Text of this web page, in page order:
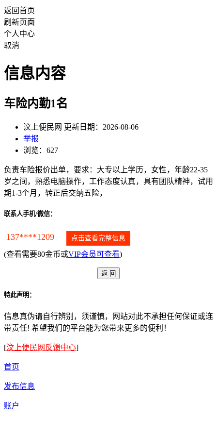
返回首页
刷新页面
个人中心
取消
信息内容
车险内勤1名
汶上便民网 更新日期：2026-08-06
举报
浏览：627
负责车险报价出单，要求：大专以上学历，女性，年龄22-35
岁之间，熟悉电脑操作，工作态度认真，具有团队精神，试用
期1-3个月，转正后交纳五险，
联系人手机/微信：
137****1209 点击查看完整信息
(查看需要80金币或VIP会员可查看)
特此声明：
信息真伪请自行辨别，须谨慎，网站对此不承担任何保证或连
带责任! 希望我们的平台能为您带来更多的便利！
[汶上便民网反馈中心]
首页
发布信息
账户